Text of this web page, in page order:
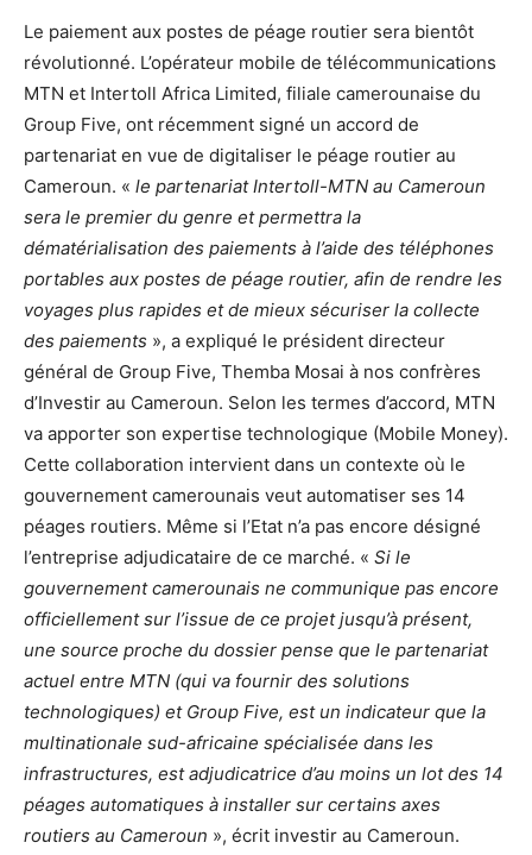
Le paiement aux postes de péage routier sera bientôt
révolutionné. L’opérateur mobile de télécommunications
MTN et Intertoll Africa Limited, filiale camerounaise du
Group Five, ont récemment signé un accord de
partenariat en vue de digitaliser le péage routier au
Cameroun. « le partenariat Intertoll-MTN au Cameroun
sera le premier du genre et permettra la
dématérialisation des paiements à l’aide des téléphones
portables aux postes de péage routier, afin de rendre les
voyages plus rapides et de mieux sécuriser la collecte
des paiements », a expliqué le président directeur
général de Group Five, Themba Mosai à nos confrères
d’Investir au Cameroun. Selon les termes d’accord, MTN
va apporter son expertise technologique (Mobile Money).
Cette collaboration intervient dans un contexte où le
gouvernement camerounais veut automatiser ses 14
péages routiers. Même si l’Etat n’a pas encore désigné
l’entreprise adjudicataire de ce marché. « Si le
gouvernement camerounais ne communique pas encore
officiellement sur l’issue de ce projet jusqu’à présent,
une source proche du dossier pense que le partenariat
actuel entre MTN (qui va fournir des solutions
technologiques) et Group Five, est un indicateur que la
multinationale sud-africaine spécialisée dans les
infrastructures, est adjudicatrice d’au moins un lot des 14
péages automatiques à installer sur certains axes
routiers au Cameroun », écrit investir au Cameroun.